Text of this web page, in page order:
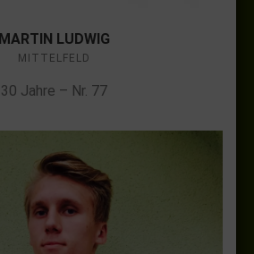
MARTIN LUDWIG
MITTELFELD
30 Jahre – Nr. 77